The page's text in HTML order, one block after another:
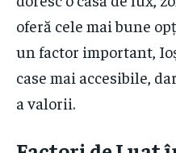
oferă cele mai bune
un factor important,
case mai accesibile,
a valorii.